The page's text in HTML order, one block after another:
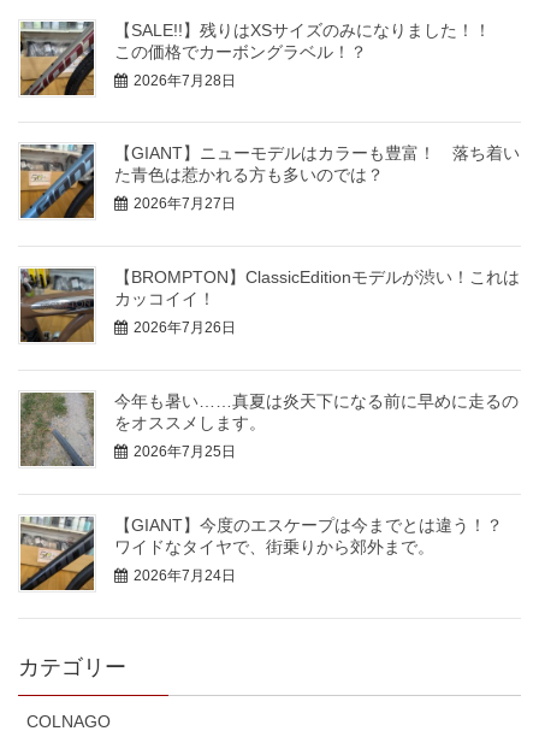
【SALE!!】残りはXSサイズのみになりました！！
この価格でカーボングラベル！？
2026年7月28日
【GIANT】ニューモデルはカラーも豊富！ 落ち着い
た青色は惹かれる方も多いのでは？
2026年7月27日
【BROMPTON】ClassicEditionモデルが渋い！これは
カッコイイ！
2026年7月26日
今年も暑い……真夏は炎天下になる前に早めに走るの
をオススメします。
2026年7月25日
【GIANT】今度のエスケープは今までとは違う！？
ワイドなタイヤで、街乗りから郊外まで。
2026年7月24日
カテゴリー
COLNAGO